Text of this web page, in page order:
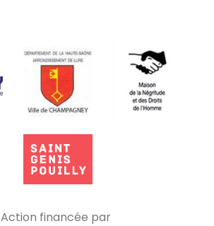
Action financée par